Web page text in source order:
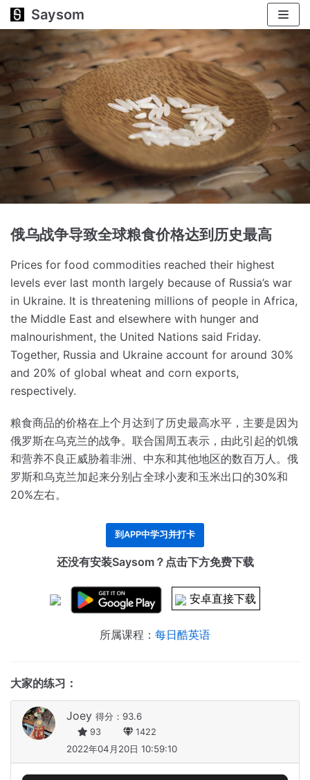
跳
Saysom
俄乌战争导致全球粮食价格达到历史最高
Prices for food commodities reached their highest
levels ever last month largely because of Russia’s war
in Ukraine. It is threatening millions of people in Africa,
the Middle East and elsewhere with hunger and
malnourishment, the United Nations said Friday.
Together, Russia and Ukraine account for around 30%
and 20% of global wheat and corn exports,
respectively.
粮食商品的价格在上个月达到了历史最高水平，主要是因为
俄罗斯在乌克兰的战争。 联合国周五表示，由此引起的饥饿
和营养不良正威胁着非洲、中东和其他地区的数百万人。 俄
罗斯和乌克兰加起来分别占全球小麦和玉米出口的30%和
20%左右。
到APP中学习并打卡
还没有安装Saysom？点击下方免费下载
安卓直接下载
所属课程： 每日酷英语
大家的练习：
Joey 得分：93.6
93 1422
2022年04月20日 10:59:10